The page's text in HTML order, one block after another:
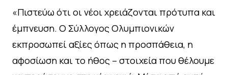
«Πιστεύω ότι οι νέοι χρειάζονται πρότυπα και
έμπνευση. Ο Σύλλογος Ολυμπιονικών
εκπροσωπεί αξίες όπως η προσπάθεια, η
αφοσίωση και το ήθος – στοιχεία που θέλουμε